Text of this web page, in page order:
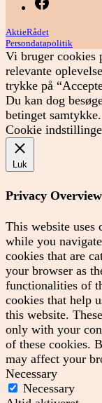
AktieRådet
Persondatapolitik
Vi bruger cookies
relevante
trykke på
Du kan dog
betinget samtykke.
Cookie
Luk
Privacy Overview
This website uses
while you
cookies that are
your browser as
functionalities of
cookies that help
this website.
only with your
of these cookies.
may affect your
Necessary
Necessary